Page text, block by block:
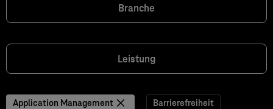
Branche
Leistung
Application Management Barrierefreiheit